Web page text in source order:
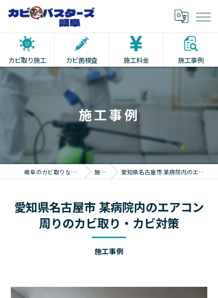
カビ取り施工 カビ菌検査 施工料金 施工事例
施工事例
岐阜のカビ取りならカビバスターズ岐阜 施工事例 愛知県名古屋市 某病院内のエアコン周りのカビ取り・カビ対策
施工事例
愛知県名古屋市 某病院内のエアコン
周りのカビ取り・カビ対策